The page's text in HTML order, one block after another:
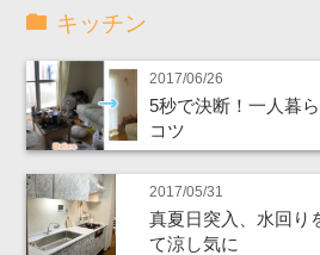
キッチン
2017/06/26
5秒で決断！一人暮
コツ
2017/05/31
真夏日突入、水回り
て涼し気に